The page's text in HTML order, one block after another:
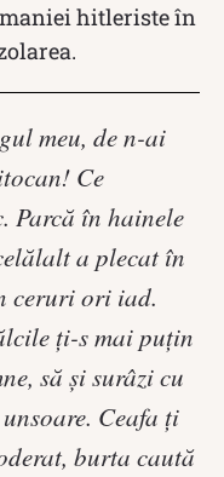
hitleriste în
meu, de n-ai
Ce
Parcă în hainele
a plecat în
ceruri ori iad.
ţi-s mai puţin
să şi surâzi cu
Ceafa ţi
burta caută